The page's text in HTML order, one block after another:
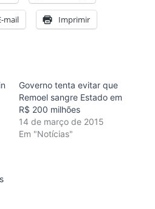
mail Imprimir
Governo tenta evitar que
Remoel sangre Estado em
R$ 200 milhões
14 de março de 2015
Em "Notícias"